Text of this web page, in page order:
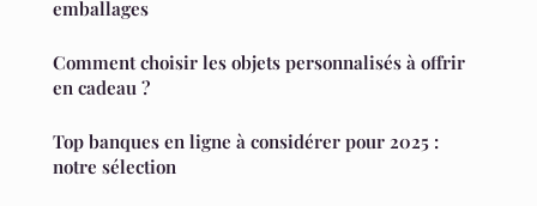
emballages
Comment choisir les objets personnalisés à offrir
en cadeau ?
Top banques en ligne à considérer pour 2025 :
notre sélection